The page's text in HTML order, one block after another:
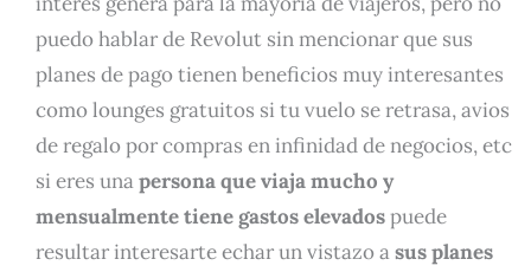
puedo hablar de Revolut sin mencionar que sus
planes de pago tienen beneficios muy interesantes
como lounges gratuitos si tu vuelo se retrasa, avios
de regalo por compras en infinidad de negocios, etc
si eres unapersona que viaja mucho y
mensualmente tiene gastos elevadospuede
resultar interesarte echar un vistazo asus planes